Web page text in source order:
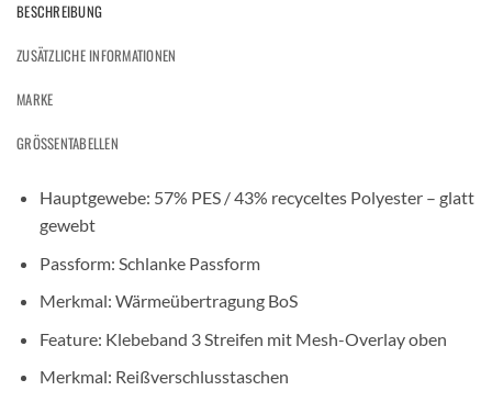
BESCHREIBUNG
ZUSÄTZLICHE INFORMATIONEN
MARKE
GRÖSSENTABELLEN
Hauptgewebe: 57% PES / 43% recyceltes Polyester – glatt
gewebt
Passform: Schlanke Passform
Merkmal: Wärmeübertragung BoS
Feature: Klebeband 3 Streifen mit Mesh-Overlay oben
Merkmal: Reißverschlusstaschen